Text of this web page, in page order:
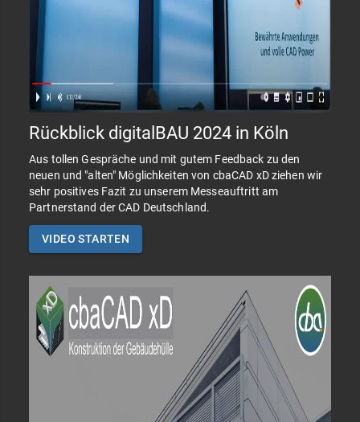
Rückblick digitalBAU 2024 in Köln
Aus tollen Gespräche und mit gutem Feedback zu den
neuen und "alten" Möglichkeiten von cbaCAD xD ziehen wir
sehr positives Fazit zu unserem Messeauftritt am
Partnerstand der CAD Deutschland.
VIDEO STARTEN